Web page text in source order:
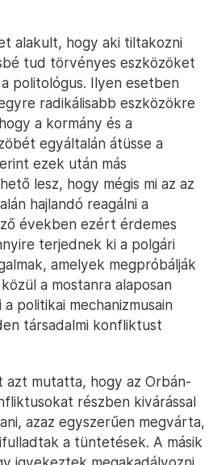
alakult, hogy aki tiltakozni
tud törvényes eszközöket
politológus. Ilyen esetben
radikálisabb eszközökre
a kormány és a
egyáltalán átüsse a
ezek után más
lesz, hogy mégis mi az az
hajlandó reagálni a
években ezért érdemes
terjednek ki a polgári
amelyek megpróbálják
a mostanra alaposan
politikai mechanizmusain
társadalmi konfliktust
azt mutatta, hogy az Orbán-
részben kivárással
azaz egyszerűen megvárta,
a tüntetések. A másik